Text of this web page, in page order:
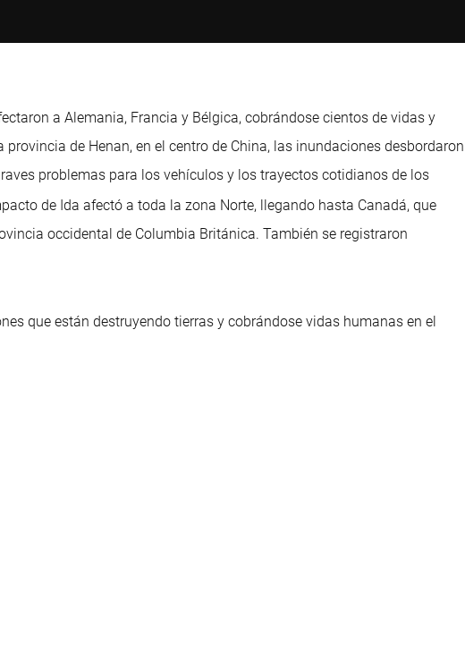
a Alemania, Francia y Bélgica, cobrándose cientos de vidas y
de Henan, en el centro de China, las inundaciones desbordaron
problemas para los vehículos y los trayectos cotidianos de los
de Ida afectó a toda la zona Norte, llegando hasta Canadá, que
occidental de Columbia Británica. También se registraron
que están destruyendo tierras y cobrándose vidas humanas en el